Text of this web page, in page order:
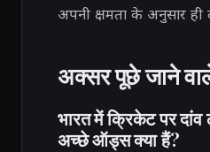
अपनी क्षमता के अनुसार ही
अक्सर पूछे जाने
भारत में क्रिकेट पर
अच्छे ऑड्स क्या हैं?